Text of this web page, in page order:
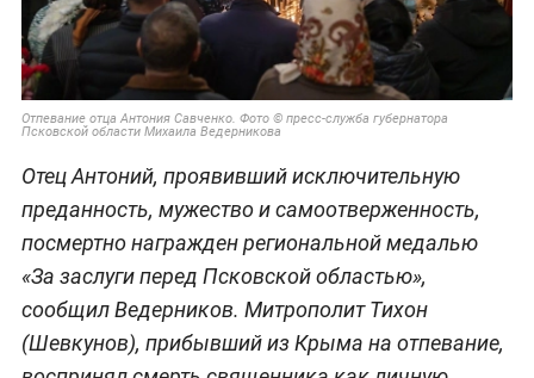
Отпевание отца Антония Савченко. Фото © пресс-служба губернатора
Псковской области Михаила Ведерникова
Отец Антоний, проявивший исключительную
преданность, мужество и самоотверженность,
посмертно награжден региональной медалью
«За заслуги перед Псковской областью»,
сообщил Ведерников. Митрополит Тихон
(Шевкунов), прибывший из Крыма на отпевание,